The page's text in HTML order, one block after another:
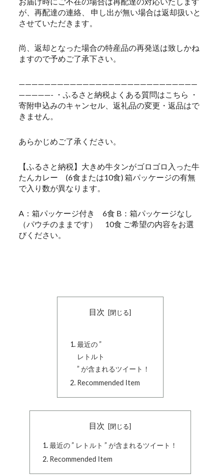
が、再配達の連絡、 申し出が無い場合は返却扱いと
させていただきます。
尚、返却となった場合の特産品の再発送は致しかね
ますので予めご了承下さい。
————————————————————————————
—————- ・ふるさと納税よくある質問はこちら ・
寄附申込みのキャンセル、返礼品の変更・返品はで
きません。
あらかじめご了承ください。
【ふるさと納税】大きめ牛タンがゴロゴロ入った牛
たんカレー (6食または10食) 箱パッケージの有無
で入り数が異なります。
A：箱パッケージ付き 6食 B：箱パッケージなし
（パウチのままです） 10食 ご希望の内容をお選
びください。
目次
最近の ”
レトルト
” が含まれるツイート！
Recommended Item
目次
最近の ” レトルト ” が含まれるツイート！
Recommended Item